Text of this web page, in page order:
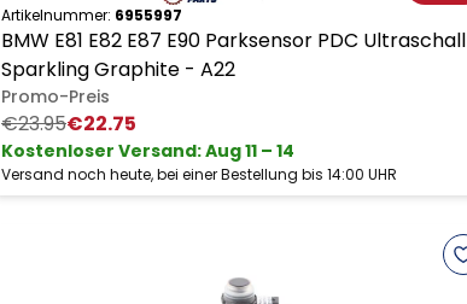
Artikelnummer: 6955997
BMW E81 E82 E87 E90 Parksensor PDC Ultraschall
Sparkling Graphite - A22
Promo-Preis
€23.95€22.75
Kostenloser Versand:Aug 11 – 14
Versand noch heute, bei einer Bestellung bis 14:00 UHR